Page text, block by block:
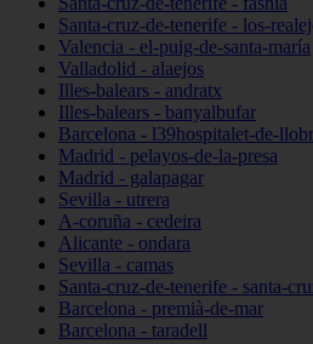
Santa-cruz-de-tenerife - los-
Valencia - el-puig-de-santa-maría
Valladolid - alaejos
Illes-balears - andratx
Illes-balears - banyalbufar
Barcelona - l39hospitalet-de-
Madrid - pelayos-de-la-presa
Madrid - galapagar
Sevilla - utrera
A-coruña - cedeira
Alicante - ondara
Sevilla - camas
Santa-cruz-de-tenerife - santa-
Barcelona - premià-de-mar
Barcelona - taradell